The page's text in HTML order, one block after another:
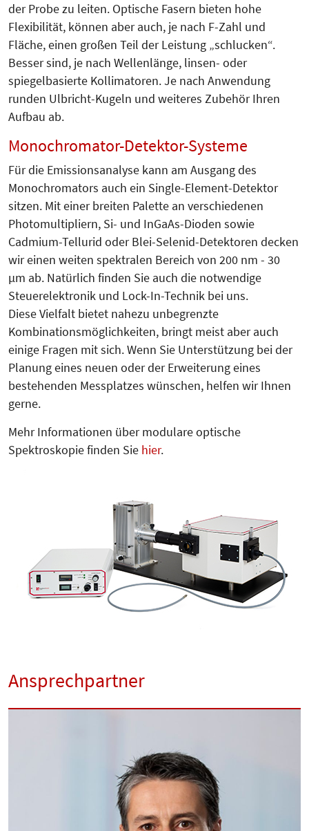
der Probe zu leiten. Optische Fasern bieten hohe
Flexibilität, können aber auch, je nach F-Zahl und
Fläche, einen großen Teil der Leistung „schlucken“.
Besser sind, je nach Wellenlänge, linsen- oder
spiegelbasierte Kollimatoren. Je nach Anwendung
runden Ulbricht-Kugeln und weiteres Zubehör Ihren
Aufbau ab.
Monochromator-Detektor-Systeme
Für die Emissionsanalyse kann am Ausgang des
Monochromators auch ein Single-Element-Detektor
sitzen. Mit einer breiten Palette an verschiedenen
Photomultipliern, Si- und InGaAs-Dioden sowie
Cadmium-Tellurid oder Blei-Selenid-Detektoren decken
wir einen weiten spektralen Bereich von 200 nm - 30
µm ab. Natürlich finden Sie auch die notwendige
Steuerelektronik und Lock-In-Technik bei uns.
Diese Vielfalt bietet nahezu unbegrenzte
Kombinationsmöglichkeiten, bringt meist aber auch
einige Fragen mit sich. Wenn Sie Unterstützung bei der
Planung eines neuen oder der Erweiterung eines
bestehenden Messplatzes wünschen, helfen wir Ihnen
gerne.
Mehr Informationen über modulare optische
Spektroskopie finden Sie hier.
Ansprechpartner